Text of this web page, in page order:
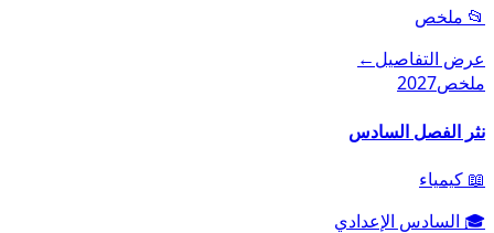
📂 ملخص
عرض التفاصيل←
ملخص2027
نثر الفصل السادس
📖 كيمياء
🎓 السادس الإعدادي